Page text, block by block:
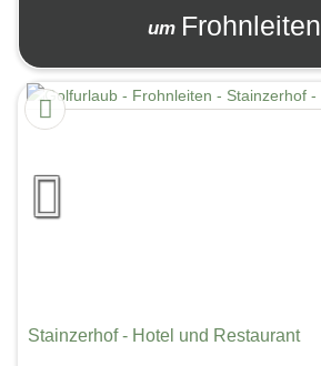
um Frohnleiten
Stainzerhof - Hotel und Restaurant